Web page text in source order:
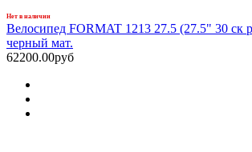
Нет в наличии
Велосипед FORMAT 1213 27.5 (27.5" 30 ск
черный мат.
62200.00руб